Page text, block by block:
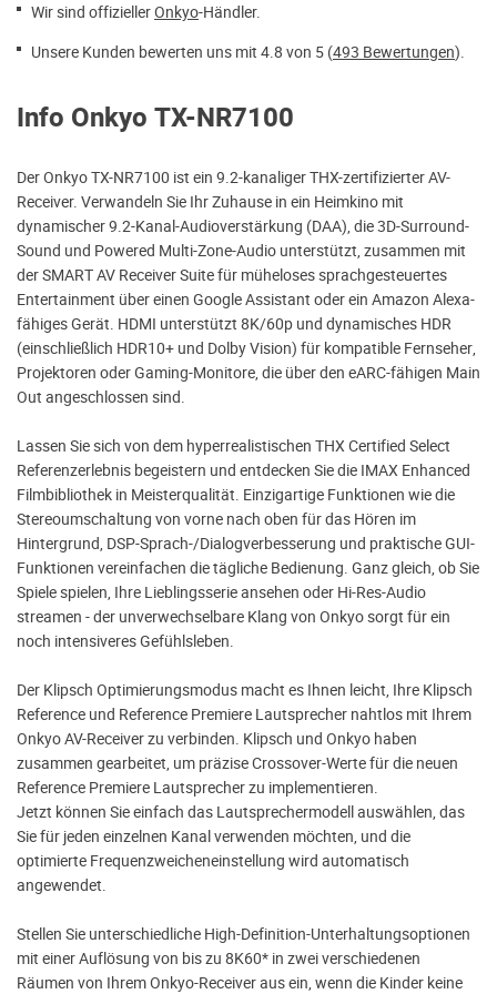
Wir sind offiziellerOnkyo-Händler.
Unsere Kunden bewerten uns mit 4.8 von 5 (493 Bewertungen).
Info Onkyo TX-NR7100
Der Onkyo TX-NR7100 ist ein 9.2-kanaliger THX-zertifizierter AV-
Receiver. Verwandeln Sie Ihr Zuhause in ein Heimkino mit
dynamischer 9.2-Kanal-Audioverstärkung (DAA), die 3D-Surround-
Sound und Powered Multi-Zone-Audio unterstützt, zusammen mit
der SMART AV Receiver Suite für müheloses sprachgesteuertes
Entertainment über einen Google Assistant oder ein Amazon Alexa-
fähiges Gerät. HDMI unterstützt 8K/60p und dynamisches HDR
(einschließlich HDR10+ und Dolby Vision) für kompatible Fernseher,
Projektoren oder Gaming-Monitore, die über den eARC-fähigen Main
Out angeschlossen sind.
Lassen Sie sich von dem hyperrealistischen THX Certified Select
Referenzerlebnis begeistern und entdecken Sie die IMAX Enhanced
Filmbibliothek in Meisterqualität. Einzigartige Funktionen wie die
Stereoumschaltung von vorne nach oben für das Hören im
Hintergrund, DSP-Sprach-/Dialogverbesserung und praktische GUI-
Funktionen vereinfachen die tägliche Bedienung. Ganz gleich, ob Sie
Spiele spielen, Ihre Lieblingsserie ansehen oder Hi-Res-Audio
streamen - der unverwechselbare Klang von Onkyo sorgt für ein
noch intensiveres Gefühlsleben.
Der Klipsch Optimierungsmodus macht es Ihnen leicht, Ihre Klipsch
Reference und Reference Premiere Lautsprecher nahtlos mit Ihrem
Onkyo AV-Receiver zu verbinden. Klipsch und Onkyo haben
zusammen gearbeitet, um präzise Crossover-Werte für die neuen
Reference Premiere Lautsprecher zu implementieren.
Jetzt können Sie einfach das Lautsprechermodell auswählen, das
Sie für jeden einzelnen Kanal verwenden möchten, und die
optimierte Frequenzweicheneinstellung wird automatisch
angewendet.
Stellen Sie unterschiedliche High-Definition-Unterhaltungsoptionen
mit einer Auflösung von bis zu 8K60* in zwei verschiedenen
Räumen von Ihrem Onkyo-Receiver aus ein, wenn die Kinder keine